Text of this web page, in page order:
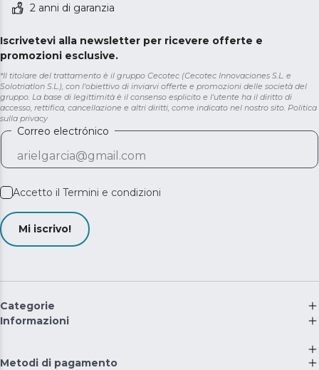
2 anni di garanzia
Iscrivetevi alla newsletter per ricevere offerte e
promozioni esclusive.
*Il titolare del trattamento è il gruppo Cecotec (Cecotec Innovaciones S.L. e
Solotriatlon S.L.), con l'obiettivo di inviarvi offerte e promozioni delle società del
gruppo. La base di legittimità è il consenso esplicito e l'utente ha il diritto di
accesso, rettifica, cancellazione e altri diritti, come indicato nel nostro sito. Politica
sulla privacy
Correo electrónico
Accetto il Termini e condizioni
Mi iscrivo!
Categorie
Informazioni
Metodi di pagamento